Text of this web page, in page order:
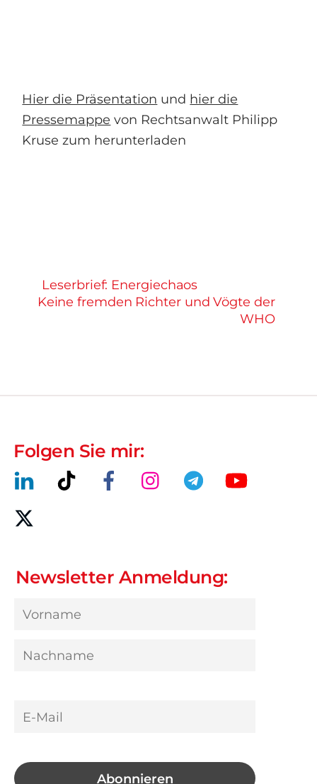
Hier die Präsentation und hier die
Pressemappe von Rechtsanwalt Philipp
Kruse zum herunterladen
Leserbrief: Energiechaos
Keine fremden Richter und Vögte der
WHO
Folgen Sie mir:
Newsletter Anmeldung: